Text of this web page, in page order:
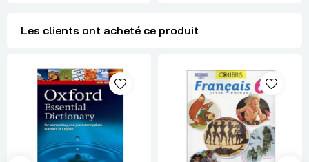
Les clients ont acheté ce produit